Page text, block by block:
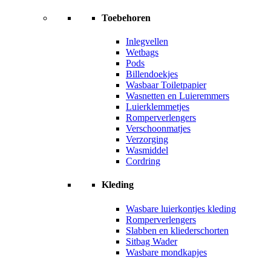
Toebehoren
Inlegvellen
Wetbags
Pods
Billendoekjes
Wasbaar Toiletpapier
Wasnetten en Luieremmers
Luierklemmetjes
Romperverlengers
Verschoonmatjes
Verzorging
Wasmiddel
Cordring
Kleding
Wasbare luierkontjes kleding
Romperverlengers
Slabben en kliederschorten
Sitbag Wader
Wasbare mondkapjes